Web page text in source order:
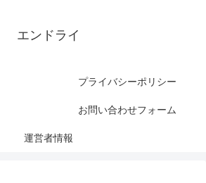
エンドライ
プライバシーポリシー
お問い合わせフォーム
運営者情報